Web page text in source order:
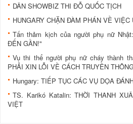
DÂN SHOWBIZ THI ĐỖ QUỐC TỊCH
HUNGARY CHẶN ĐÀM PHÁN VỀ
Tấn thảm kịch của người phụ nữ
ĐẾN GẦN!"
Vụ thi thể người phụ nữ cháy thành
PHẢI XIN LỖI VỀ CÁCH TRUYỀN
Hungary: TIẾP TỤC CÁC VỤ DỌA
TS. Karikó Katalin: THỜI THANH
VIỆT